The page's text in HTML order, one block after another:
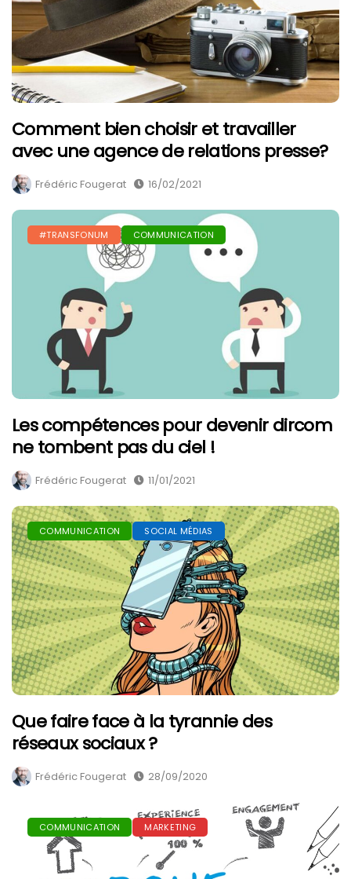
Comment bien choisir et travailler
avec une agence de relations presse?
Frédéric Fougerat 16/02/2021
#TRANSFONUM COMMUNICATION
Les compétences pour devenir dircom
ne tombent pas du ciel !
Frédéric Fougerat 11/01/2021
COMMUNICATION SOCIAL MÉDIAS
Que faire face à la tyrannie des
réseaux sociaux ?
Frédéric Fougerat 28/09/2020
COMMUNICATION MARKETING